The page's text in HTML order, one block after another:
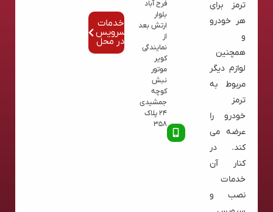
ترمز برای
هر خودرو
و
همچنین
لوازم دیگر
مربوط به
ترمز
خودرو را
عرضه می
کند. در
کنار آن
خدمات
نصب و
فرح آباد
بلوار
ارتش بعد
از
نمایندگی
کویر
موتور
نبش
کوچه
جمشیدی
24 پلاک
358
خدمات
سرویس
در محل